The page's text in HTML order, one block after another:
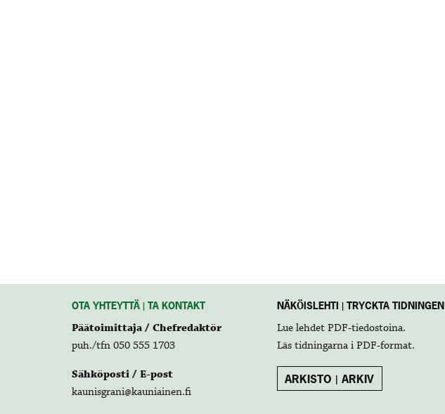
OTA YHTEYTTÄ | TA KONTAKT
Päätoimittaja / Chefredaktör
puh./tfn 050 555 1703
Sähköposti / E-post
kaunisgrani@kauniainen.fi
NÄKÖISLEHTI | TRYCKTA TIDNINGEN
Lue lehdet PDF-tiedostoina.
Läs tidningarna i PDF-format.
ARKISTO | ARKIV